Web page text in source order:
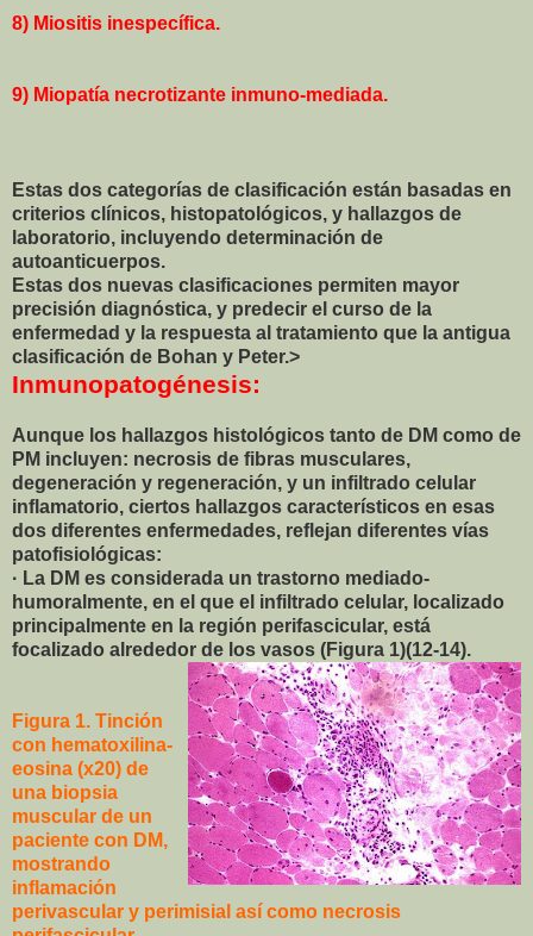
8) Miositis inespecífica.
9) Miopatía necrotizante inmuno-mediada.
Estas dos categorías de clasificación están basadas en
criterios clínicos, histopatológicos, y hallazgos de
laboratorio, incluyendo determinación de
autoanticuerpos.
Estas dos nuevas clasificaciones permiten mayor
precisión diagnóstica, y predecir el curso de la
enfermedad y la respuesta al tratamiento que la antigua
clasificación de Bohan y Peter.>
Inmunopatogénesis:
Aunque los hallazgos histológicos tanto de DM como de
PM incluyen: necrosis de fibras musculares,
degeneración y regeneración, y un infiltrado celular
inflamatorio, ciertos hallazgos característicos en esas
dos diferentes enfermedades, reflejan diferentes vías
patofisiológicas:
· La DM es considerada un trastorno mediado-
humoralmente, en el que el infiltrado celular, localizado
principalmente en la región perifascicular, está
focalizado alrededor de los vasos (Figura 1)(12-14).
Figura 1. Tinción
con hematoxilina-
eosina (x20) de
una biopsia
muscular de un
paciente con DM,
mostrando
inflamación
perivascular y perimisial así como necrosis